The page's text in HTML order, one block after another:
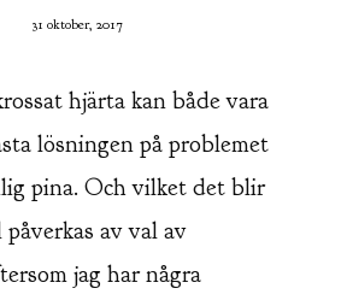
31 oktober, 2017
hjärta kan både vara
lösningen på problemet
pina. Och vilket det blir
av val av
jag har några